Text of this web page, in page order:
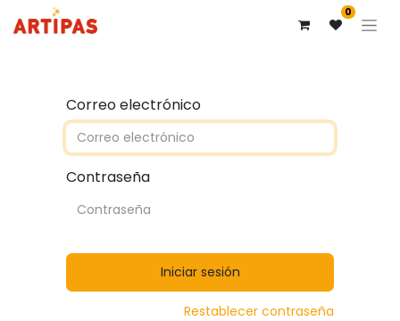
0
Correo electrónico
Contraseña
Iniciar sesión
Restablecer contraseña